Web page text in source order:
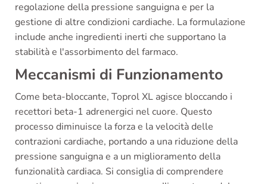
regolazione della pressione sanguigna e per la
gestione di altre condizioni cardiache. La formulazione
include anche ingredienti inerti che supportano la
stabilità e l'assorbimento del farmaco.
Meccanismi di Funzionamento
Come beta-bloccante, Toprol XL agisce bloccando i
recettori beta-1 adrenergici nel cuore. Questo
processo diminuisce la forza e la velocità delle
contrazioni cardiache, portando a una riduzione della
pressione sanguigna e a un miglioramento della
funzionalità cardiaca. Si consiglia di comprendere